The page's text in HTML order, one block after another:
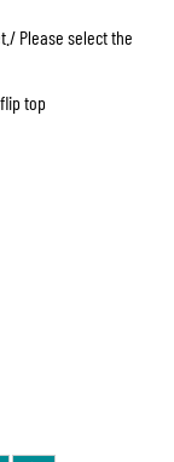
Please select the
top